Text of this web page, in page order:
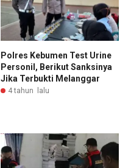
Polres Kebumen Test Urine
Personil, Berikut Sanksinya
Jika Terbukti Melanggar
4 tahun lalu